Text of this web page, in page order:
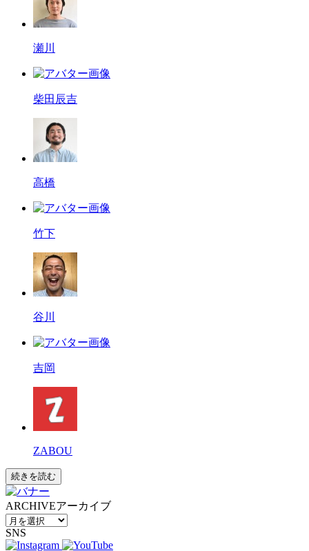
瀬川
柴田辰吉
高橋
竹下
谷川
吉岡
ZABOU
続きを読む
ARCHIVEアーカイブ
SNS